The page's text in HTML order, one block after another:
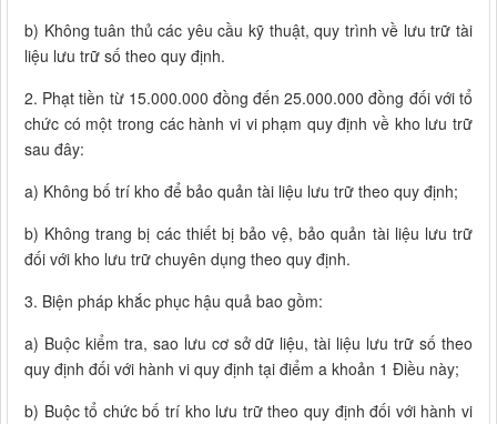
b) Không tuân thủ các yêu cầu kỹ thuật, quy trình về lưu trữ tài
liệu lưu trữ số theo quy định.
2. Phạt tiền từ 15.000.000 đồng đến 25.000.000 đồng đối với tổ
chức có một trong các hành vi vi phạm quy định về kho lưu trữ
sau đây:
a) Không bố trí kho để bảo quản tài liệu lưu trữ theo quy định;
b) Không trang bị các thiết bị bảo vệ, bảo quản tài liệu lưu trữ
đối với kho lưu trữ chuyên dụng theo quy định.
3. Biện pháp khắc phục hậu quả bao gồm:
a) Buộc kiểm tra, sao lưu cơ sở dữ liệu, tài liệu lưu trữ số theo
quy định đối với hành vi quy định tại điểm a khoản 1 Điều này;
b) Buộc tổ chức bố trí kho lưu trữ theo quy định đối với hành vi